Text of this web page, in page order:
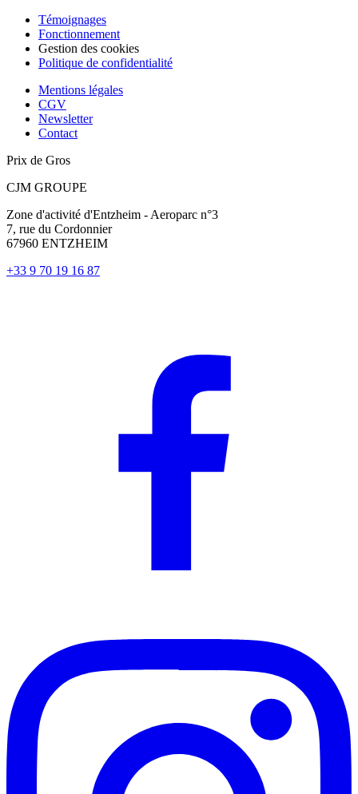
Témoignages
Fonctionnement
Gestion des cookies
Politique de confidentialité
Mentions légales
CGV
Newsletter
Contact
Prix de Gros
CJM GROUPE
Zone d'activité d'Entzheim - Aeroparc n°3
7, rue du Cordonnier
67960 ENTZHEIM
+33 9 70 19 16 87